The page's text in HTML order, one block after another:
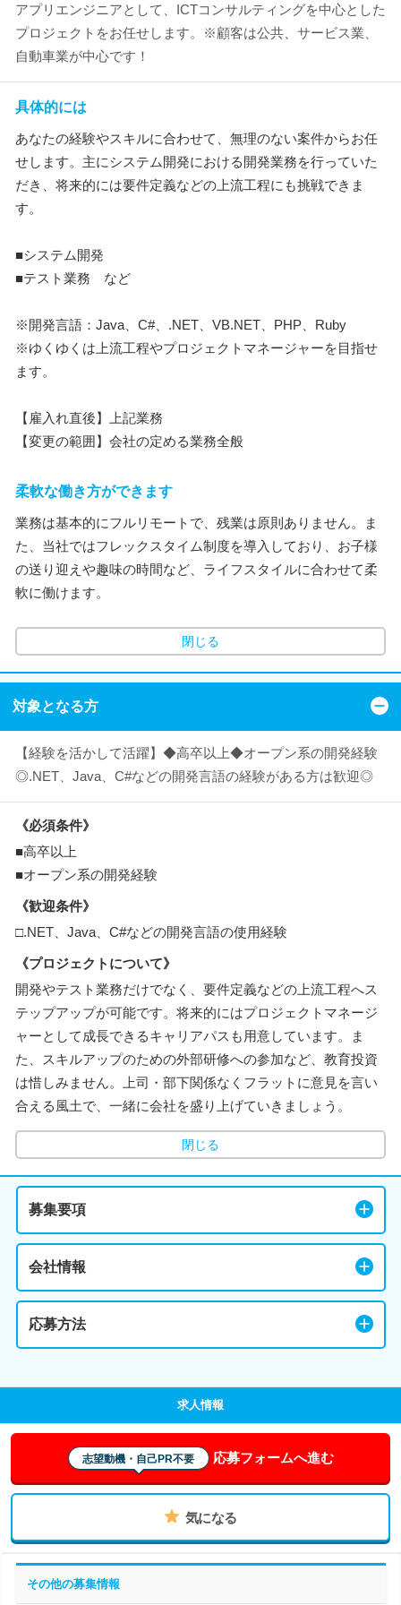
アプリエンジニアとして、ICTコンサルティングを中心とした
プロジェクトをお任せします。※顧客は公共、サービス業、
自動車業が中心です！
具体的には
あなたの経験やスキルに合わせて、無理のない案件からお任
せします。主にシステム開発における開発業務を行っていた
だき、将来的には要件定義などの上流工程にも挑戦できま
す。
■システム開発
■テスト業務 など
※開発言語：Java、C#、.NET、VB.NET、PHP、Ruby
※ゆくゆくは上流工程やプロジェクトマネージャーを目指せ
ます。
【雇入れ直後】上記業務
【変更の範囲】会社の定める業務全般
柔軟な働き方ができます
業務は基本的にフルリモートで、残業は原則ありません。ま
た、当社ではフレックスタイム制度を導入しており、お子様
の送り迎えや趣味の時間など、ライフスタイルに合わせて柔
軟に働けます。
閉じる
対象となる方
【経験を活かして活躍】◆高卒以上◆オープン系の開発経験
◎.NET、Java、C#などの開発言語の経験がある方は歓迎◎
《必須条件》
■高卒以上
■オープン系の開発経験
《歓迎条件》
□.NET、Java、C#などの開発言語の使用経験
《プロジェクトについて》
開発やテスト業務だけでなく、要件定義などの上流工程へス
テップアップが可能です。将来的にはプロジェクトマネージ
ャーとして成長できるキャリアパスも用意しています。ま
た、スキルアップのための外部研修への参加など、教育投資
は惜しみません。上司・部下関係なくフラットに意見を言い
合える風土で、一緒に会社を盛り上げていきましょう。
閉じる
募集要項
会社情報
応募方法
求人情報
志望動機・自己PR不要 応募フォームへ進む
気になる
その他の募集情報